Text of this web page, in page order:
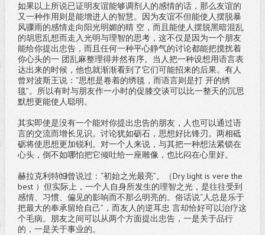
如果以上所说已证明友谊能够调剂人的感情的话，那么友谊的
又一种作用则是能增进人的智慧。因为友谊不但能使人摆脱暴
风骤雨的感情走向阳光明媚的晴 空，而且能使人摆脱黑暗混乱
的胡思乱想而走入光明与理智的思考，这不仅是因为一个朋友
能给你提出忠告，而且任何一种平心静气的讨论都能把搅扰着
你心头的一 团乱麻整理得井然有序。当人把一种设想用语言表
达出来的时候，他也就渐渐看到了它们可能招来的后果。有人
曾对波斯王说：“思想是卷着的绣毯，而语言则是打 开的绣
毯”。所以有时与朋友作一小时的促膝交谈可以比一整天的沉思
默想更能使人聪明。
其实即使是没有一个能对你提出忠告的朋友，人也可以通过语
言的交流而增长见识。讨论犹如砺石，思想好比锋刃。两相砥
砺将使思想更加锐利。对一个人来说，与其把一种想法紧锁在
心头，倒不如哪怕把它倾吐给一座雕像，也比闷在心里好。
赫拉克利特⒆曾说过：“初始之光最亮”。（Dry light is vere the
best ）但实际上，一个人自身所发生的理智之光，是往往受到
感情、习惯、偏见的影响而不那么明亮的。俗话说“人总是乐于
把最大的奉承留给自己”，而友人的逆耳忠 言却恰好可以治疗这
个毛病。朋友之间可以从两个方面提出忠告，一是关于品行
的，一是关于事业的。